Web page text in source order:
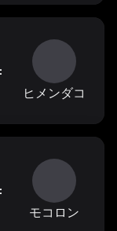
ヒメンダコ
モコロン